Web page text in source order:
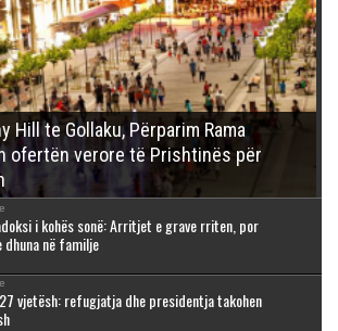
Hill te Gollaku, Përparim Rama
ofertën verore të Prishtinës për
i kohës sonë: Arritjet e grave rriten, por
dhuna në familje
vjetësh: refugjatja dhe presidentja takohen